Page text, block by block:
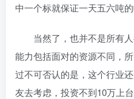
中一个标就保证一天五六吨的
当然了，也并不是所有
能力包括面对的资源不同，
过不可否认的是，这个行业
友去考虑，投资不到10万上